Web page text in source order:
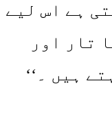
ہے اس لیے
تار اور
ہیں ۔‘‘